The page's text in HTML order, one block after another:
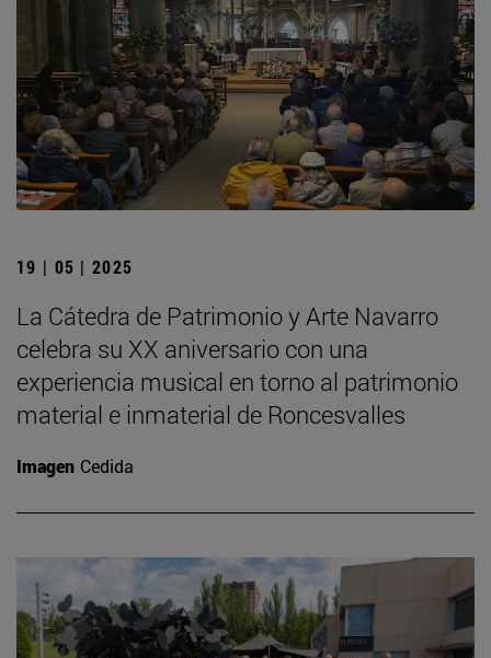
19 | 05 | 2025
La Cátedra de Patrimonio y Arte Navarro
celebra su XX aniversario con una
experiencia musical en torno al patrimonio
material e inmaterial de Roncesvalles
Imagen Cedida